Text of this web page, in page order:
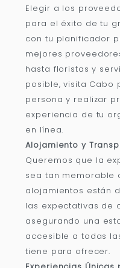
Elegir a los
para el éxito de tu
con tu planificador
mejores
hasta floristas y
posible, visita Cabo
persona y realizar
experiencia de tu
en línea.
Alojamiento y
Queremos que la
sea tan memorable
alojamientos están
las expectativas de
asegurando una
accesible a todas
tiene para ofrecer.